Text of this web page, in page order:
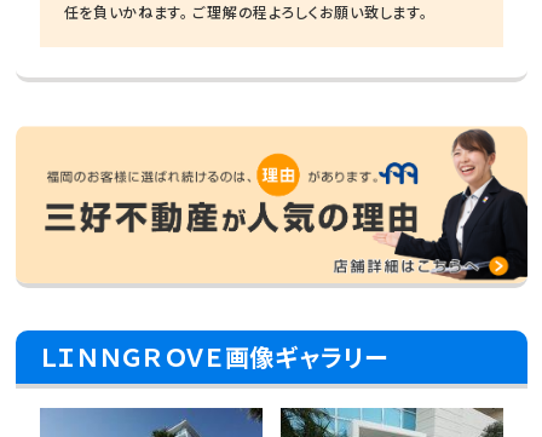
任を負いかねます。 ご理解の程よろしくお願い致します。
ＬＩＮＮＧＲＯＶＥ画像ギャラリー